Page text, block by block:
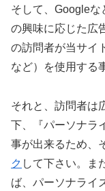
そして、Google
の興味に応じた広
の訪問者が当サイ
など）を使用する
それと、訪問者は
下、『パーソナラ
事が出来るため、
ク して下さい。ま
ば、パーソナライ